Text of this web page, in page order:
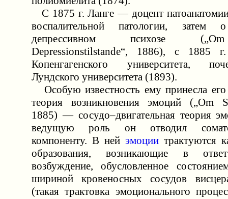
C 1875 г. Ланге — доцент
воспалительной патологии, затем
депрессивном психозе
Depressionstilstande“, 1886), с 1885
Копенгагенского университета,
Лундского университета (1893).
Особую известность ему принесла его
теория возникновения эмоций („Om
1885) — сосудо–двигательная теория
ведущую роль он отводил
компоненту. В ней эмоции трактуются
образования, возникающие в
возбуждение, обусловленное
шириной кровеносных сосудов
(такая трактовка эмоционального